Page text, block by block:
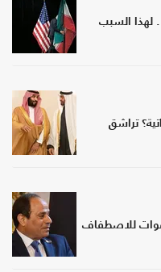
لهذا السبب
تراشق
للاصطفاف